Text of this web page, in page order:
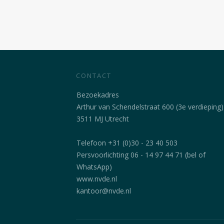
CONTACT
Bezoekadres
Arthur van Schendelstraat 600 (3e verdieping)
3511 MJ Utrecht
Telefoon +31 (0)30 - 23 40 503
Persvoorlichting 06 - 14 97 44 71 (bel of
WhatsApp)
www.nvde.nl
kantoor@nvde.nl